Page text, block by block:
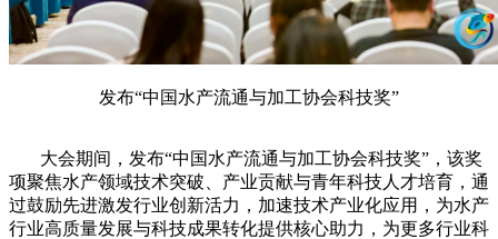
发布“中国水产流通与加工协会科技奖”
大会期间，发布“中国水产流通与加工协会科技奖”，该奖
项聚焦水产领域技术突破、产业贡献与青年科技人才培育，通
过鼓励先进激发行业创新活力，加速技术产业化应用，为水产
行业高质量发展与科技成果转化提供核心助力，为更多行业科